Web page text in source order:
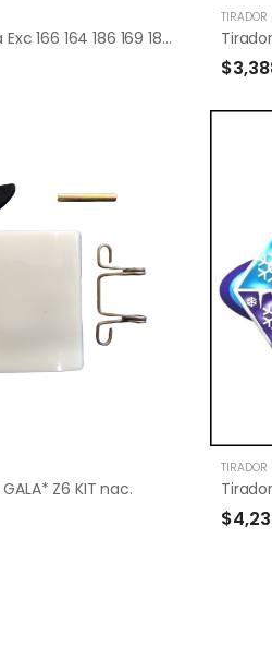
Eje palanca puerta Exc 166 164 186 169 189-D05
TIRADOR
Z6 KIT nac.
TIRADOR